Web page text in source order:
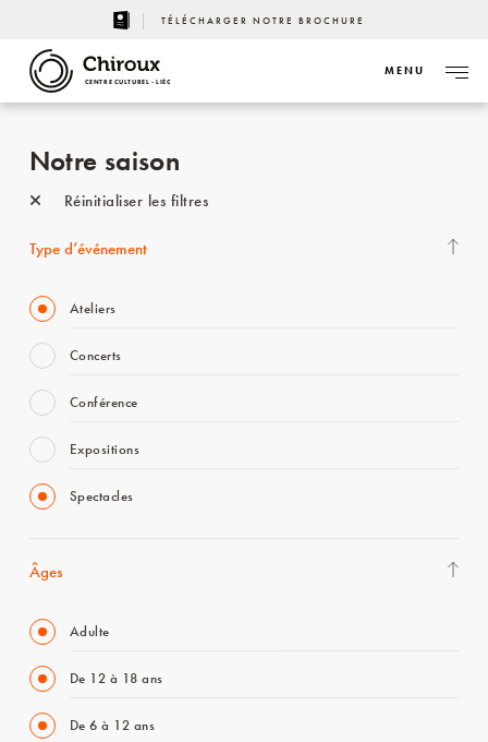
TÉLÉCHARGER NOTRE BROCHURE
CENTRE CULTUREL - LIÈGE
MENU
Notre saison
Réinitialiser les filtres
Type d’événement
Ateliers
Concerts
Conférence
Expositions
Spectacles
Âges
Adulte
De 12 à 18 ans
De 6 à 12 ans